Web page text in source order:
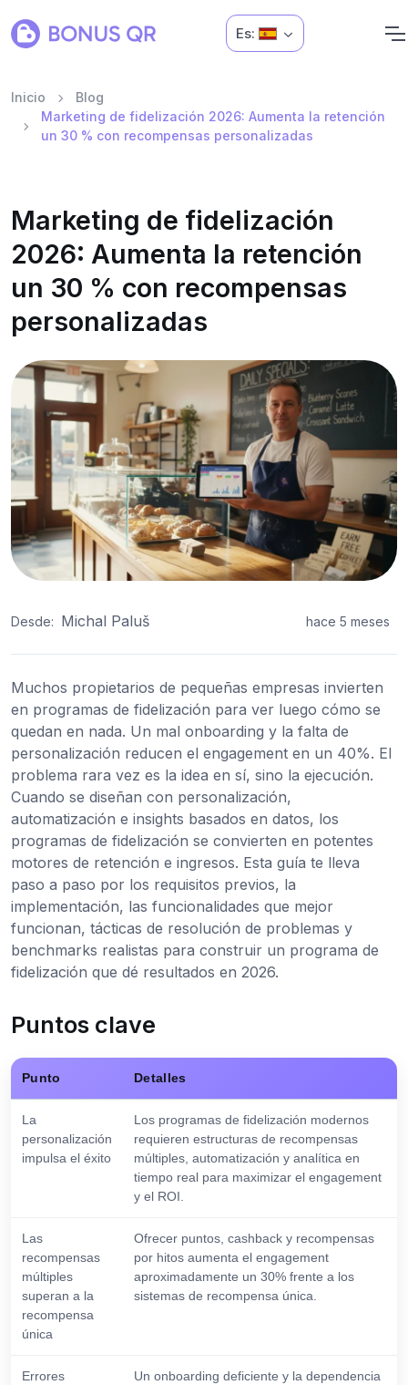
Es:
Inicio
Blog
Marketing de fidelización 2026: Aumenta la retención
un 30 % con recompensas personalizadas
Marketing de fidelización
2026: Aumenta la retención
un 30 % con recompensas
personalizadas
Desde: Michal Paluš hace 5 meses
Muchos propietarios de pequeñas empresas invierten
en programas de fidelización para ver luego cómo se
quedan en nada. Un mal onboarding y la falta de
personalización reducen el engagement en un 40%. El
problema rara vez es la idea en sí, sino la ejecución.
Cuando se diseñan con personalización,
automatización e insights basados en datos, los
programas de fidelización se convierten en potentes
motores de retención e ingresos. Esta guía te lleva
paso a paso por los requisitos previos, la
implementación, las funcionalidades que mejor
funcionan, tácticas de resolución de problemas y
benchmarks realistas para construir un programa de
fidelización que dé resultados en 2026.
Puntos clave
Punto Detalles
La
personalización
impulsa el éxito
Los programas de fidelización modernos
requieren estructuras de recompensas
múltiples, automatización y analítica en
tiempo real para maximizar el engagement
y el ROI.
Las
recompensas
múltiples
superan a la
recompensa
única
Ofrecer puntos, cashback y recompensas
por hitos aumenta el engagement
aproximadamente un 30% frente a los
sistemas de recompensa única.
Errores
Un onboarding deficiente y la dependencia